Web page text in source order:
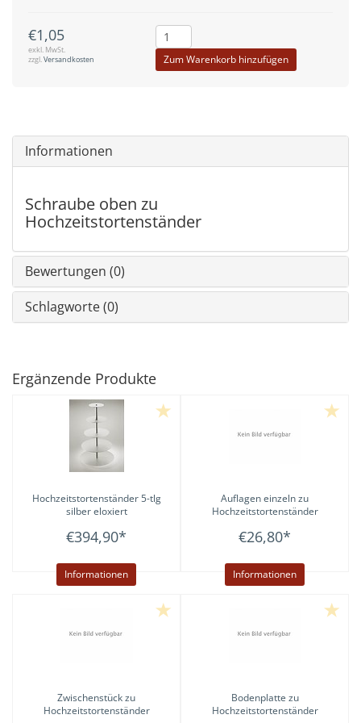
€1,05
exkl. MwSt.
zzgl.Versandkosten Zum Warenkorb hinzufügen
Informationen
Schraube oben zu
Hochzeitstortenständer
Bewertungen (0)
Schlagworte (0)
Ergänzende Produkte
Hochzeitstortenständer 5-tlg
silber eloxiert
€394,90*
Informationen
Auflagen einzeln zu
Hochzeitstortenständer
€26,80*
Informationen
Zwischenstück zu
Hochzeitstortenständer
Bodenplatte zu
Hochzeitstortenständer